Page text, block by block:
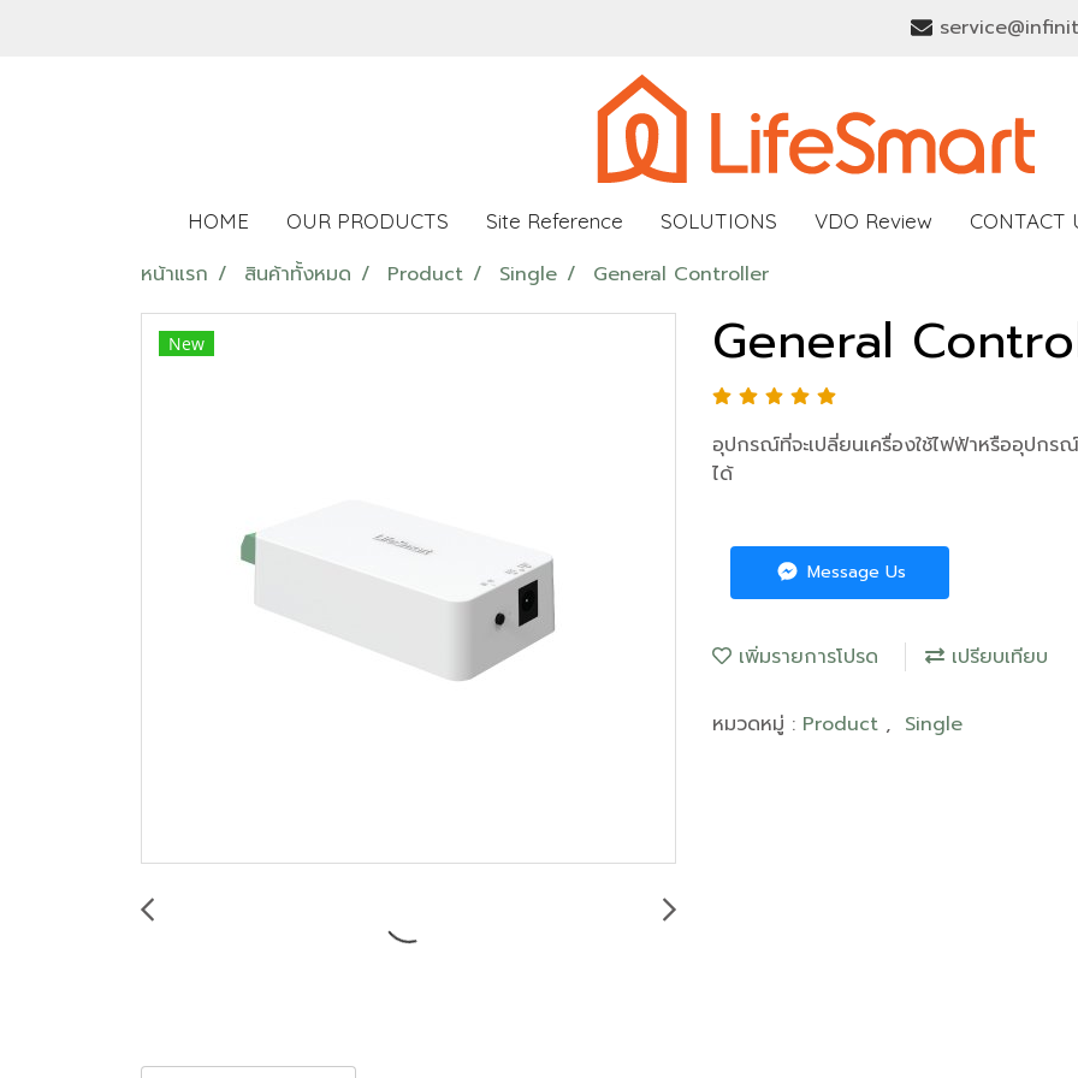
HOME OUR PRODUCTS Site Reference SOLUTIONS VDO Review CONTACT
หน้าแรก สินค้าทั้งหมด Product Single General Controller
New General
อุปกรณ์ที่จะเปลี่ยนเครื่องใช้ไฟฟ้าหรืออุปกร
ได้
Message Us
เพิ่มรายการโปรด เปรียบเทียบ
หมวดหมู่ : Product , Single